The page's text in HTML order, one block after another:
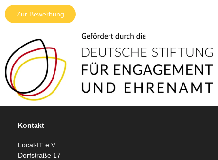
Zur Bewerbung
Kontakt
Local-IT e.V.
Dorfstraße 17